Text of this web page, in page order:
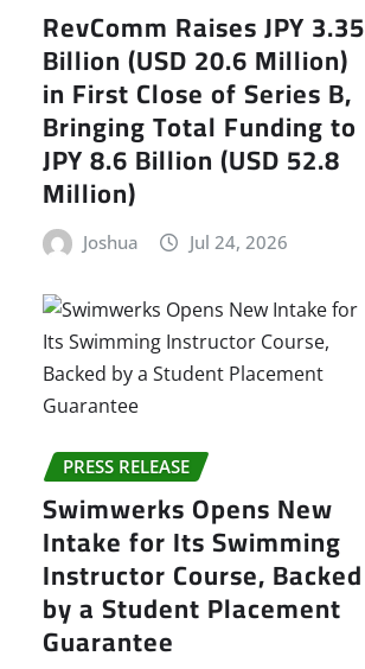
RevComm Raises JPY 3.35
Billion (USD 20.6 Million)
in First Close of Series B,
Bringing Total Funding to
JPY 8.6 Billion (USD 52.8
Million)
Joshua Jul 24, 2026
PRESS RELEASE
Swimwerks Opens New
Intake for Its Swimming
Instructor Course, Backed
by a Student Placement
Guarantee